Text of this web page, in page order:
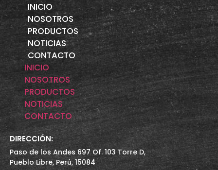
INICIO
NOSOTROS
PRODUCTOS
NOTICIAS
CONTACTO
INICIO
NOSOTROS
PRODUCTOS
NOTICIAS
CONTACTO
DIRECCIÓN:
Paso de los Andes 697 Of. 103 Torre D,
Pueblo Libre, Perú, 15084